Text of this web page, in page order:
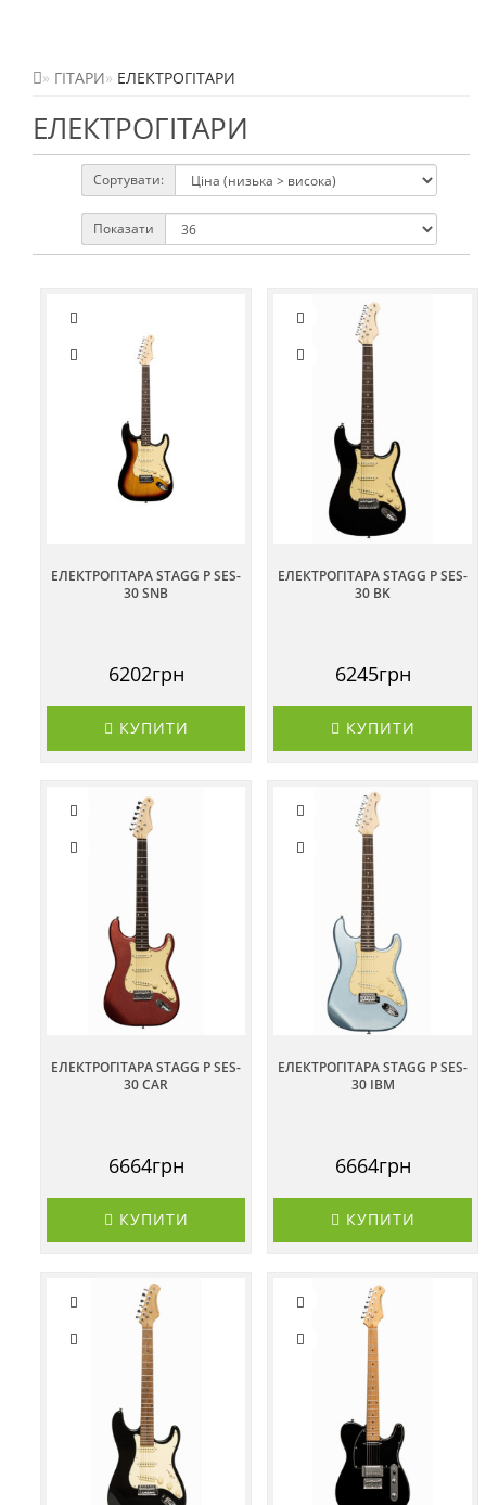
ГІТАРИ ЕЛЕКТРОГІТАРИ
ЕЛЕКТРОГІТАРИ
Сортувати:
Показати
ЕЛЕКТРОГІТАРА STAGG P SES-
30 SNB
6202грн
КУПИТИ
ЕЛЕКТРОГІТАРА STAGG P SES-
30 BK
6245грн
КУПИТИ
ЕЛЕКТРОГІТАРА STAGG P SES-
30 CAR
6664грн
КУПИТИ
ЕЛЕКТРОГІТАРА STAGG P SES-
30 IBM
6664грн
КУПИТИ